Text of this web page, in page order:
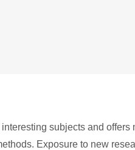
subjects and
Exposure to new